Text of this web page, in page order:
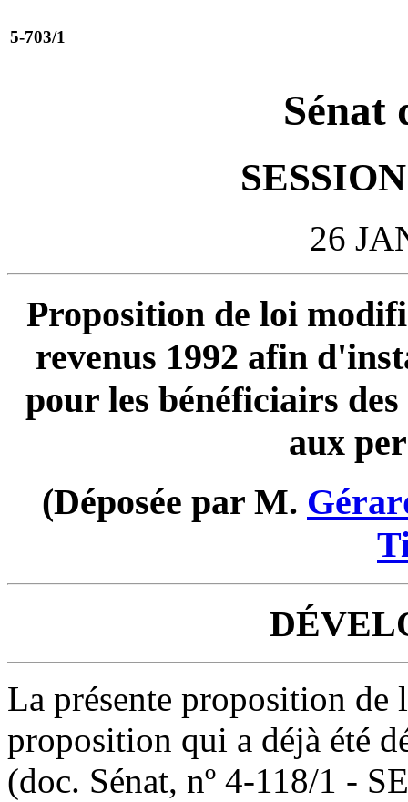
5-703/1
Sénat
26
Proposition de loi
revenus 1992 afin
pour les bénéficiairs
aux
(Déposée par M.
La présente proposition de
proposition qui a déjà été
(doc. Sénat, nº 4-118/1 -